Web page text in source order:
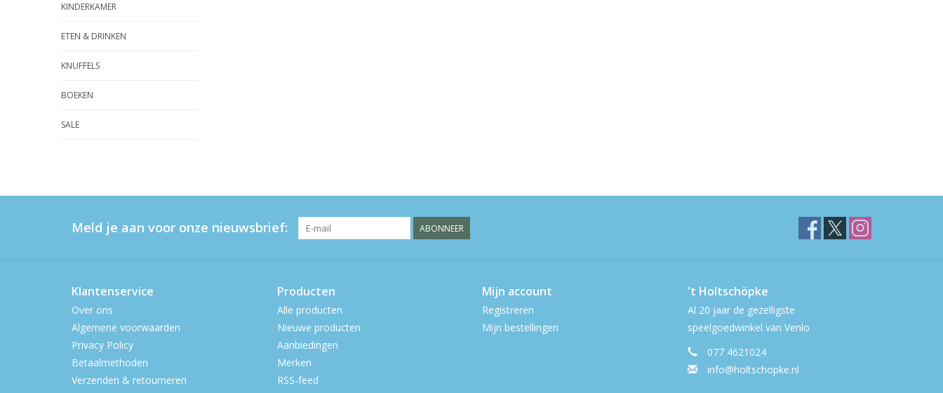
KINDERKAMER
ETEN & DRINKEN
KNUFFELS
BOEKEN
SALE
Meld je aan voor onze nieuwsbrief: ABONNEER
Klantenservice
Over ons
Algemene voorwaarden
Privacy Policy
Betaalmethoden
Verzenden & retourneren
Producten
Alle producten
Nieuwe producten
Aanbiedingen
Merken
RSS-feed
Mijn account
Registreren
Mijn bestellingen
't Holtschöpke
Al 20 jaar de gezelligste
speelgoedwinkel van Venlo
077 4621024
info@holtschopke.nl